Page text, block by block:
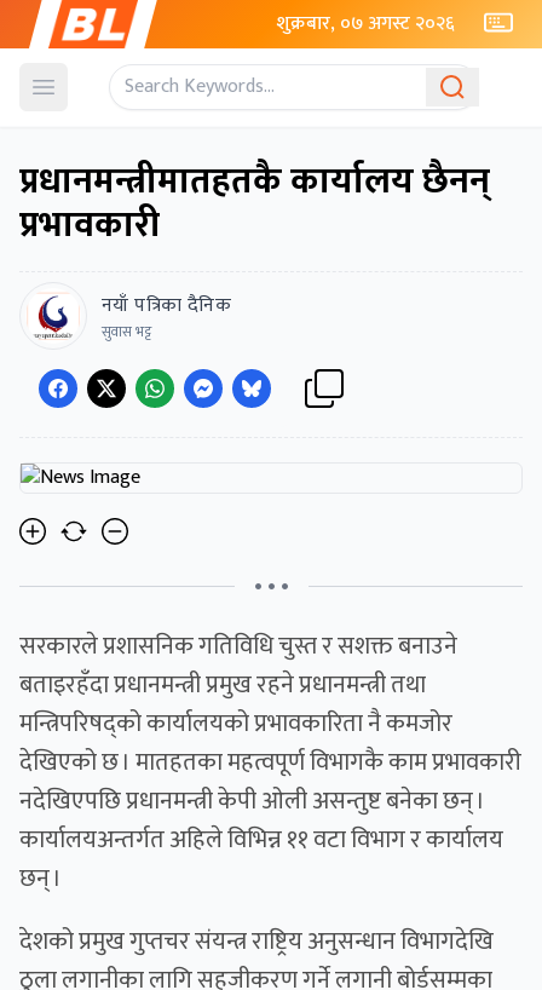
शुक्रबार, ०७ अगस्ट २०२६
Open menu
प्रधानमन्त्रीमातहतकै कार्यालय छैनन्
प्रभावकारी
नयाँ पत्रिका दैनिक
सुवास भट्ट
• • •
सरकारले प्रशासनिक गतिविधि चुस्त र सशक्त बनाउने
बताइरहँदा प्रधानमन्त्री प्रमुख रहने प्रधानमन्त्री तथा
मन्त्रिपरिषद्को कार्यालयको प्रभावकारिता नै कमजोर
देखिएको छ । मातहतका महत्वपूर्ण विभागकै काम प्रभावकारी
नदेखिएपछि प्रधानमन्त्री केपी ओली असन्तुष्ट बनेका छन् ।
कार्यालयअन्तर्गत अहिले विभिन्न ११ वटा विभाग र कार्यालय
छन् ।
देशको प्रमुख गुप्तचर संयन्त्र राष्ट्रिय अनुसन्धान विभागदेखि
ठुला लगानीका लागि सहजीकरण गर्ने लगानी बोर्डसम्मका